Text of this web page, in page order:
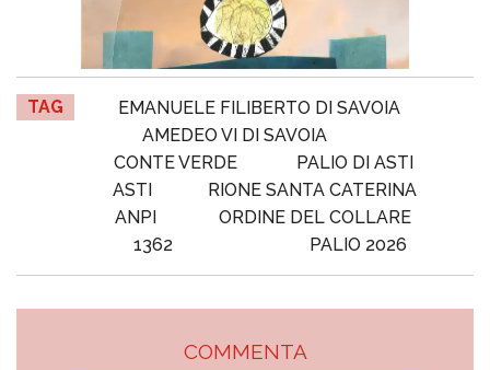
TAG
EMANUELE FILIBERTO DI SAVOIA
AMEDEO VI DI SAVOIA
CONTE VERDE
PALIO DI ASTI
ASTI
RIONE SANTA CATERINA
ANPI
ORDINE DEL COLLARE
1362
PALIO 2026
COMMENTA